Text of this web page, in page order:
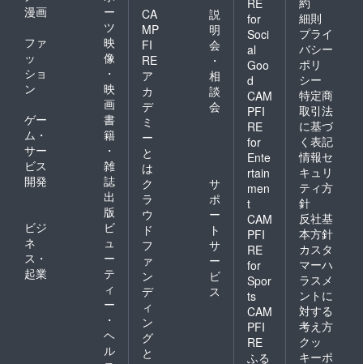
漫画
ー
ツ
ファ
ッ
ショ
ン
映
像
・
映
画
ゲー
ム・
サー
ビス
開発
書
籍
・
雑
誌
出
版
ビジ
ネ
ス・
起業
ビ
ュ
ー
テ
ィ
ー
・
ヘ
ル
CA
MP
FI
RE
ア
カ
デ
ミ
ー
と
は
説
明
会
・
相
談
会
ク
ラ
ウ
ド
フ
ァ
ン
デ
ィ
ン
グ
と
サ
ポ
ー
ト
サ
ー
ビ
ス
RE
for
Soci
al
Goo
d
CAM
PFI
RE
for
Ente
rtain
men
t
CAM
PFI
RE
for
Spor
ts
CAM
PFI
RE
ふる
細則
プライ
バシー
ポリ
シー
特定商
取引法
に基づ
く表記
情報セ
キュリ
ティ方
針
反社基
本方針
カスタ
マーハ
ラスメ
ントに
対する
考え方
クッ
キーポ